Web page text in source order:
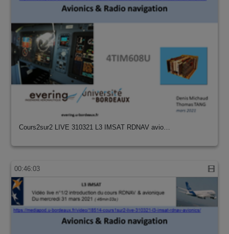
Cours2sur2 LIVE 310321 L3 IMSAT RDNAV avio…
00:46:03